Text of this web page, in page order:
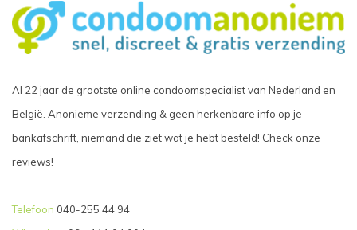
Al 22 jaar de grootste online condoomspecialist van Nederland en
België. Anonieme verzending & geen herkenbare info op je
bankafschrift, niemand die ziet wat je hebt besteld! Check onze
reviews!
Telefoon 040-255 44 94